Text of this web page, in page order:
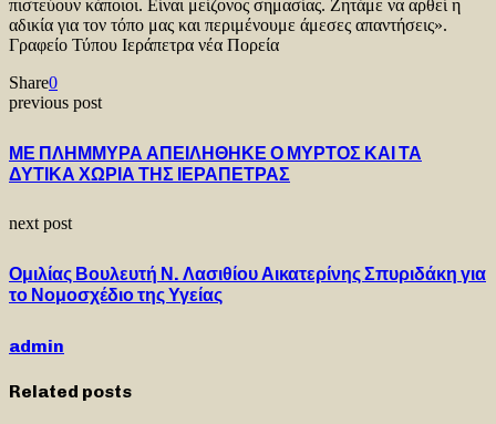
πιστεύουν κάποιοι. Είναι μείζονος σημασίας. Ζητάμε να αρθεί η
αδικία για τον τόπο μας και περιμένουμε άμεσες απαντήσεις».
Γραφείο Τύπου Ιεράπετρα νέα Πορεία
Share0
previous post
ΜΕ ΠΛΗΜΜΥΡΑ ΑΠΕΙΛΗΘΗΚΕ Ο ΜΥΡΤΟΣ ΚΑΙ ΤΑ
ΔΥΤΙΚΑ ΧΩΡΙΑ ΤΗΣ ΙΕΡΑΠΕΤΡΑΣ
next post
Ομιλίας Βουλευτή Ν. Λασιθίου Αικατερίνης Σπυριδάκη για
το Νομοσχέδιο της Υγείας
admin
Related posts